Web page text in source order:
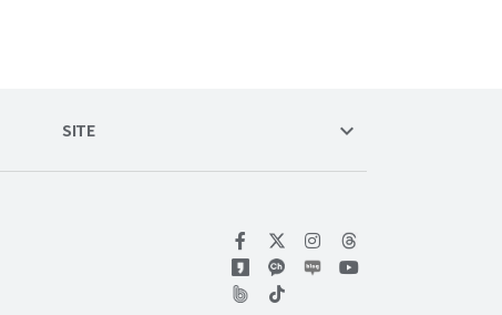
keyboard_arrow_down
SITE
위키트리 페이스북위키트리 인스타그램
위키트리 유튜브
위키트리 틱톡